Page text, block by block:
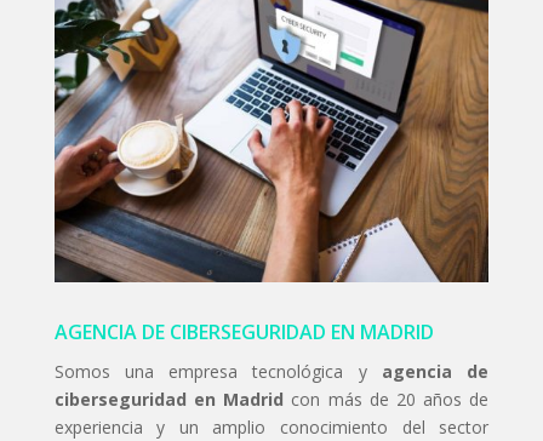
AGENCIA DE CIBERSEGURIDAD EN MADRID
Somos una empresa tecnológica y agencia de
ciberseguridad en Madrid con más de 20 años de
experiencia y un amplio conocimiento del sector